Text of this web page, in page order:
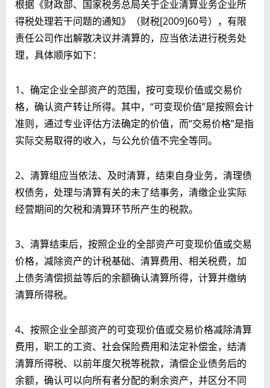
根据《财政部、国家税务总局关于企业清算业务企业所
得税处理若干问题的通知》（财税[2009]60号），有限
责任公司作出解散决议并清算的，应当依法进行税务处
理，具体顺序如下：
1、确定企业全部资产的范围，按可变现价值或交易价
格，确认资产转让所得。其中，“可变现价值”是按照会计
准则，通过专业评估方法确定的价值，而“交易价格”是指
实际交易取得的收入，与公允价值不完全等同。
2、清算组应当依法、及时清算，结束自身业务，清理债
权债务，处理与清算有关的未了结事务，清缴企业实际
经营期间的欠税和清算环节所产生的税款。
3、清算结束后，按照企业的全部资产可变现价值或交易
价格，减除资产的计税基础、清算费用、相关税费，加
上债务清偿损益等后的余额确认清算所得，计算并缴纳
清算所得税。
4、按照企业全部资产的可变现价值或交易价格减除清算
费用，职工的工资、社会保险费用和法定补偿金，结清
清算所得税、以前年度欠税等税款，清偿企业债务后的
余额，确认可以向所有者分配的剩余资产，并区分不同